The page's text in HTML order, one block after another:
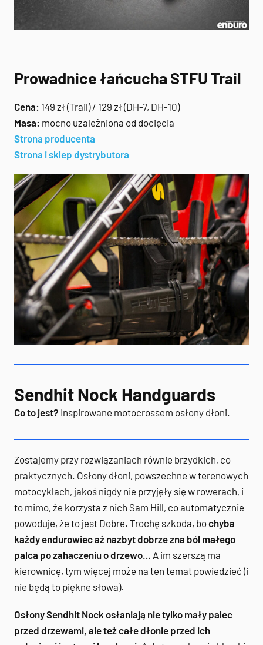
Prowadnice łańcucha STFU Trail
Cena: 149 zł (Trail) / 129 zł (DH-7, DH-10)
Masa: mocno uzależniona od docięcia
Strona producenta
Strona i sklep dystrybutora
Sendhit Nock Handguards
Co to jest? Inspirowane motocrossem osłony dłoni.
Zostajemy przy rozwiązaniach równie brzydkich, co
praktycznych. Osłony dłoni, powszechne w terenowych
motocyklach, jakoś nigdy nie przyjęły się w rowerach, i
to mimo, że korzysta z nich Sam Hill, co automatycznie
powoduje, że to jest Dobre. Trochę szkoda, bochyba
każdy endurowiec aż nazbyt dobrze zna ból małego
palca po zahaczeniu o drzewo… A im szerszą ma
kierownicę, tym więcej może na ten temat powiedzieć (i
nie będą to piękne słowa).
Osłony Sendhit Nock osłaniają nie tylko mały palec
przed drzewami, ale też całe dłonie przed ich